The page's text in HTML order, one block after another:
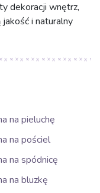
dekoracji wnętrz,
i naturalny
na pieluchę
na pościel
na spódnicę
na bluzkę